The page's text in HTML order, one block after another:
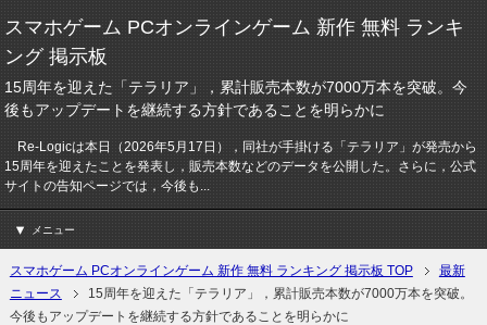
スマホゲーム PCオンラインゲーム 新作 無料 ランキ
ング 掲示板
15周年を迎えた「テラリア」，累計販売本数が7000万本を突破。今
後もアップデートを継続する方針であることを明らかに
Re-Logicは本日（2026年5月17日），同社が手掛ける「テラリア」が発売から
15周年を迎えたことを発表し，販売本数などのデータを公開した。さらに，公式
サイトの告知ページでは，今後も...
メニュー
スマホゲーム PCオンラインゲーム 新作 無料 ランキング 掲示板 TOP
最新
ニュース
15周年を迎えた「テラリア」，累計販売本数が7000万本を突破。
今後もアップデートを継続する方針であることを明らかに